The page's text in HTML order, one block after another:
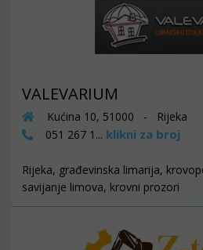
VALEVARIUM
Kućina 10, 51000 - Rijeka
051 267 1... klikni za broj
Rijeka, građevinska limarija,
savijanje limova, krovni prozori